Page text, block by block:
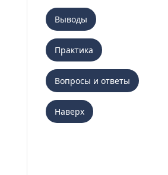
Выводы
Практика
Вопросы и ответы
Наверх